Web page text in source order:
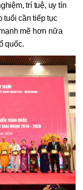
trí tuệ, uy tín
tuổi cần tiếp tục
mẽ hơn nữa
quốc.